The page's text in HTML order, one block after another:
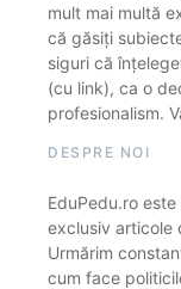
mult mai multă
că găsiți
siguri că
(cu link), ca o
profesionalism.
DESPRE NOI
EduPedu.ro
exclusiv articole
Urmărim
cum face